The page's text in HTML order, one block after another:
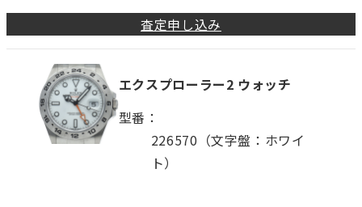
査定申し込み
エクスプローラー2 ウォッチ
型番
226570（文字盤：ホワイ
ト）